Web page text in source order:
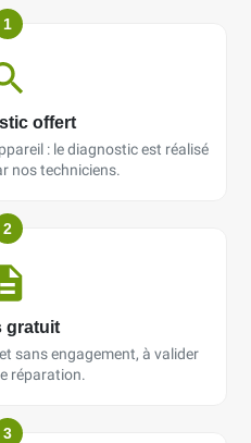
1
offert
: le diagnostic est réalisé
nos techniciens.
2
gratuit
sans engagement, à valider
réparation.
3